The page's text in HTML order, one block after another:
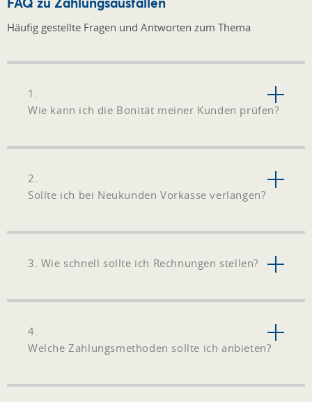
Häufig gestellte Fragen und Antworten zum Thema
1.
Wie kann ich die Bonität meiner Kunden prüfen?
2.
Sollte ich bei Neukunden Vorkasse verlangen?
3. Wie schnell sollte ich Rechnungen stellen?
4.
Welche Zahlungsmethoden sollte ich anbieten?